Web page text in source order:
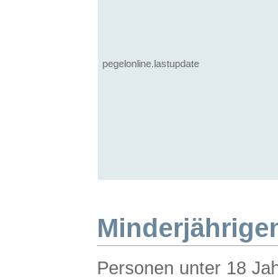
pegelonline.lastupdate
Personen unter 18